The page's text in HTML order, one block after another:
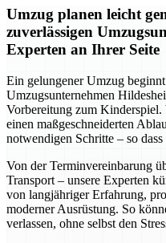
Umzug planen leicht
zuverlässigen
Experten an Ihrer Seite
Ein gelungener Umzug
Umzugsunternehmen
Vorbereitung zum
einen maßgeschneiderten
notwendigen Schritte – so
Von der Terminvereinbarung
Transport – unsere Experten
von langjähriger Erfahrung,
moderner Ausrüstung. So
verlassen, ohne selbst den